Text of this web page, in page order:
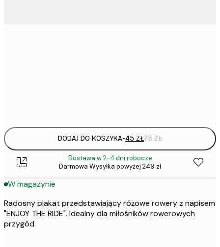
DODAJ DO KOSZYKA-45 ZŁ75 ZŁ
Dostawa w 2-4 dni robocze
Darmowa Wysyłka powyżej 249 zł
W magazynie
Radosny plakat przedstawiający różowe rowery z napisem
"ENJOY THE RIDE". Idealny dla miłośników rowerowych
przygód.